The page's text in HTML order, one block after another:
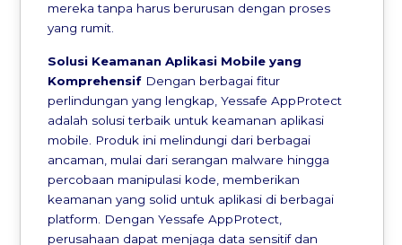
mereka tanpa harus berurusan dengan proses
yang rumit.
Solusi Keamanan Aplikasi Mobile yang
Komprehensif Dengan berbagai fitur
perlindungan yang lengkap, Yessafe AppProtect
adalah solusi terbaik untuk keamanan aplikasi
mobile. Produk ini melindungi dari berbagai
ancaman, mulai dari serangan malware hingga
percobaan manipulasi kode, memberikan
keamanan yang solid untuk aplikasi di berbagai
platform. Dengan Yessafe AppProtect,
perusahaan dapat menjaga data sensitif dan